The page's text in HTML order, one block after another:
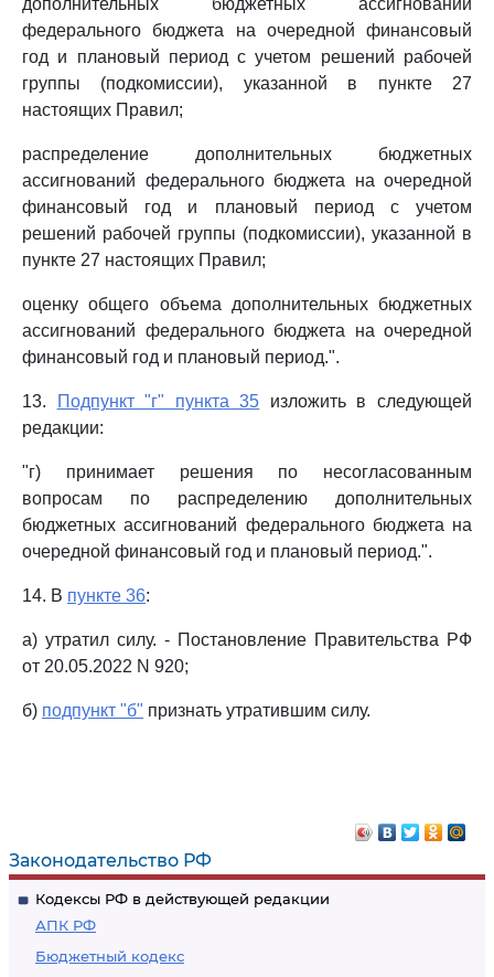
Законодательство РФ
Кодексы РФ в действующей редакции
АПК РФ
Бюджетный кодекс
дополнительных бюджетных ассигнований
федерального бюджета на очередной финансовый
год и плановый период с учетом решений рабочей
группы (подкомиссии), указанной в пункте 27
настоящих Правил;
распределение дополнительных бюджетных
ассигнований федерального бюджета на очередной
финансовый год и плановый период с учетом
решений рабочей группы (подкомиссии), указанной в
пункте 27 настоящих Правил;
оценку общего объема дополнительных бюджетных
ассигнований федерального бюджета на очередной
финансовый год и плановый период.".
13. Подпункт "г" пункта 35 изложить в следующей
редакции:
"г) принимает решения по несогласованным
вопросам по распределению дополнительных
бюджетных ассигнований федерального бюджета на
очередной финансовый год и плановый период.".
14. В пункте 36:
а) утратил силу. - Постановление Правительства РФ
от 20.05.2022 N 920;
б) подпункт "б" признать утратившим силу.